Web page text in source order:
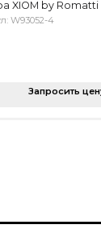
XIOM by Romatti
W93052-4
Запросить